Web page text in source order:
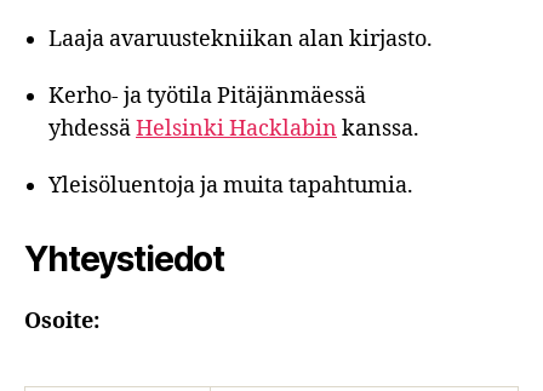
Laaja avaruustekniikan alan kirjasto.
Kerho- ja työtila Pitäjänmäessä
yhdessäHelsinki Hacklabin kanssa.
Yleisöluentoja ja muita tapahtumia.
Yhteystiedot
Osoite: